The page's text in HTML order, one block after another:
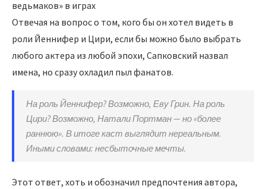
ведьмаков» в играх
Отвечая на вопрос о том, кого бы он хотел видеть в
роли Йеннифер и Цири, если бы можно было выбрать
любого актера из любой эпохи, Сапковский назвал
имена, но сразу охладил пыл фанатов.
На роль Йеннифер? Возможно, Еву Грин. На роль
Цири? Возможно, Натали Портман — но «более
раннюю». В итоге каст выглядит нереальным.
Иными словами: несбыточные мечты.
Этот ответ, хоть и обозначил предпочтения автора,